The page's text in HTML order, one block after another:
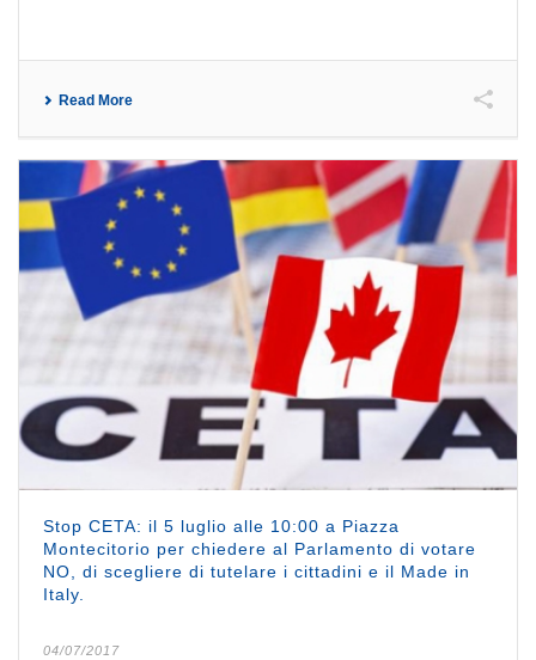
Read More
Stop CETA: il 5 luglio alle 10:00 a Piazza
Montecitorio per chiedere al Parlamento di votare
NO, di scegliere di tutelare i cittadini e il Made in
Italy.
04/07/2017